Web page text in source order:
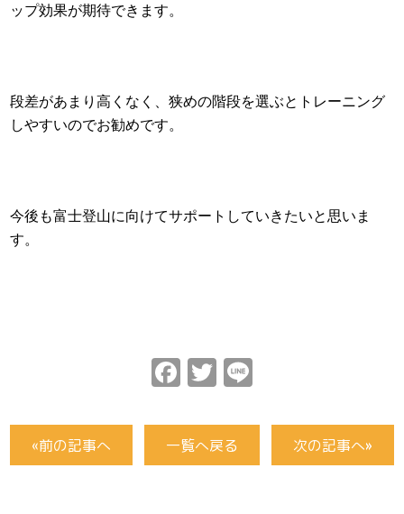
ップ効果が期待できます。
段差があまり高くなく、狭めの階段を選ぶとトレーニング
しやすいのでお勧めです。
今後も富士登山に向けてサポートしていきたいと思いま
す。
Facebook
Twitter
«前の記事へ 一覧へ戻る 次の記事へ»